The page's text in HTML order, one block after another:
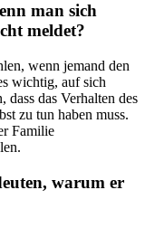
man sich
meldet?
wenn jemand den
wichtig, auf sich
dass das Verhalten des
zu tun haben muss.
Familie
warum er